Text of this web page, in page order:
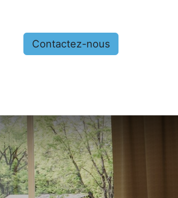
Contactez-nous